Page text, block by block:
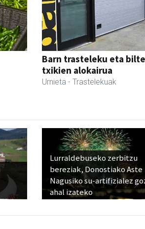
Barn trasteleku eta
txikien alokairua
Urnieta - Trastelekuak
Lurraldebuseko zerbitzu
bereziak, Donostiako Aste
Nagusiko su-artifizialez
ahal izateko